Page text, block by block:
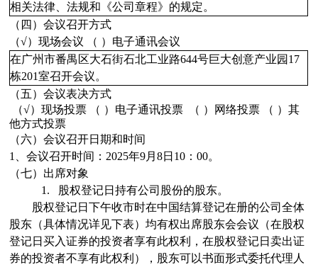
相关法律、法规和《公司章程》的规定。
（四）会议召开方式
（√）现场会议 （ ）电子通讯会议
在广州市番禺区大石街石北工业路644号巨大创意产业园17
栋201室召开会议。
（五）会议表决方式
（√）现场投票 （ ）电子通讯投票 （ ）网络投票 （ ）其
他方式投票
（六）会议召开日期和时间
1、会议召开时间： 2025年9月8日10：00。
（七）出席对象
1.
股权登记日持有公司股份的股东。
股权登记日下午收市时在中国结算登记在册的公司全体
股东（具体情况详见下表）均有权出席股东会会议（在股权
登记日买入证券的投资者享有此权利，在股权登记日卖出证
券的投资者不享有此权利），股东可以书面形式委托代理人